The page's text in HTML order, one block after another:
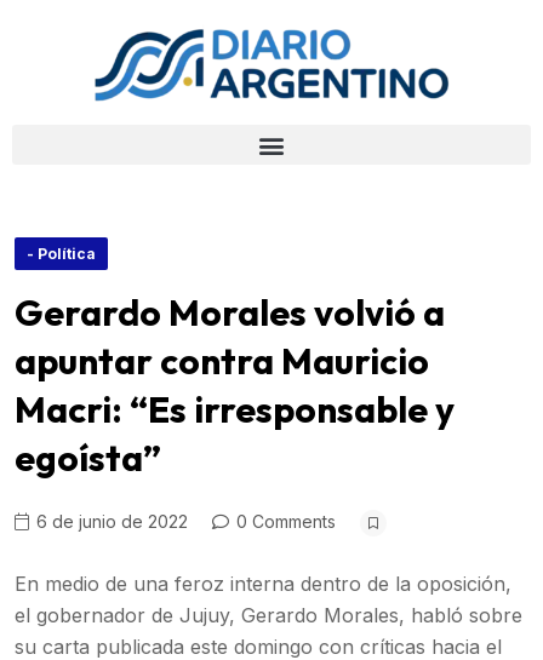
- Política
Gerardo Morales volvió a
apuntar contra Mauricio
Macri: “Es irresponsable y
egoísta”
6 de junio de 2022 0 Comments
En medio de una feroz interna dentro de la oposición,
el gobernador de Jujuy, Gerardo Morales, habló sobre
su carta publicada este domingo con críticas hacia el